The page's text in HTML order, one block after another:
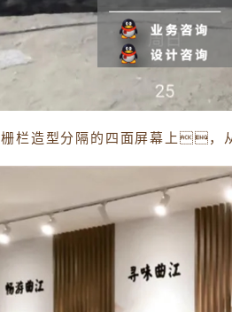
栅栏造型分隔的四面屏幕上，